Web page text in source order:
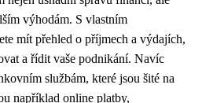
výhodám. S vlastním
mít přehled o příjmech a výdajích,
a řídit vaše podnikání. Navíc
službám, které jsou šité na
například online platby,